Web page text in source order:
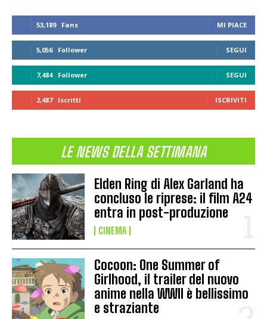
53,189 Fans MI PIACE
5,056 Follower SEGUI
7,484 Follower SEGUI
2,487 Iscritti ISCRIVITI
LE NEWS DELLA SETTIMANA
Elden Ring di Alex Garland ha
concluso le riprese: il film A24
entra in post-produzione
CINEMA
Cocoon: One Summer of
Girlhood, il trailer del nuovo
anime nella WWII è bellissimo
e straziante